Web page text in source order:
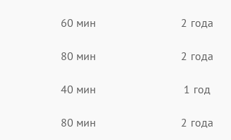
60 мин 2 года
80 мин 2 года
40 мин 1 год
80 мин 2 года